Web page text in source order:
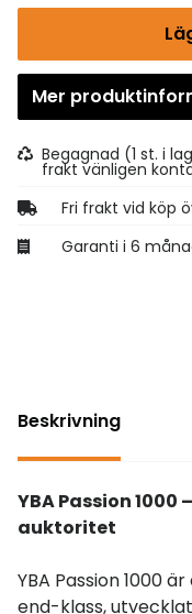
Mer
Begagnad (1 st. i
frakt vänligen
Fri frakt vid köp
Garanti i 6
Beskrivning
YBA Passion
auktoritet
YBA Passion 1000
end-klass,